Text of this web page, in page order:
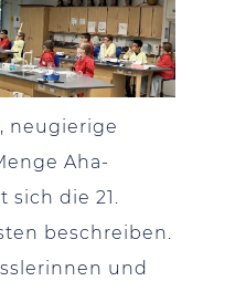
neugierige
Aha-
sich die 21.
beschreiben.
und